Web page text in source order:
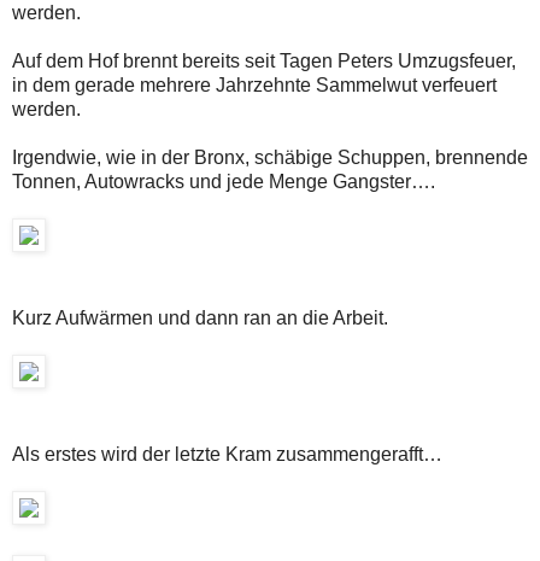
werden.
Auf dem Hof brennt bereits seit Tagen Peters Umzugsfeuer,
in dem gerade mehrere Jahrzehnte Sammelwut verfeuert
werden.
Irgendwie, wie in der Bronx, schäbige Schuppen, brennende
Tonnen, Autowracks und jede Menge Gangster….
Kurz Aufwärmen und dann ran an die Arbeit.
Als erstes wird der letzte Kram zusammengerafft…